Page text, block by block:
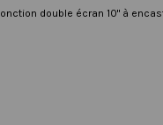
double écran 10" à